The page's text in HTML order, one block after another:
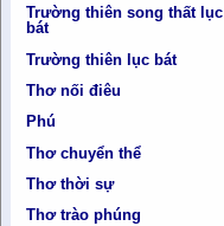
Trường thiên song thất lục
bát
Trường thiên lục bát
Thơ nối điêu
Phú
Thơ chuyển thể
Thơ thời sự
Thơ trào phúng